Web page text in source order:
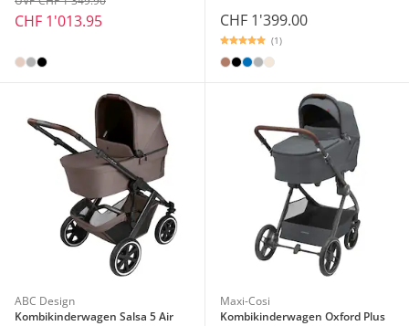
CHF 1'013.95 CHF 1'399.00
(1)
ABC Design
Kombikinderwagen Salsa 5 Air
Maxi-Cosi
Kombikinderwagen Oxford Plus